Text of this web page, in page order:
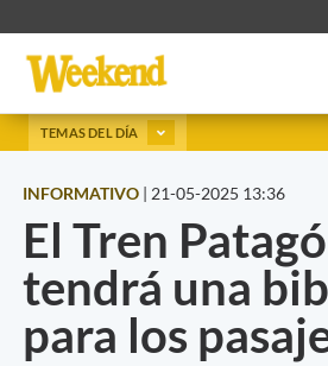
TEMAS DEL DÍA
INFORMATIVO | 21-05-2025 13:36
El Tren
tendrá una
para los